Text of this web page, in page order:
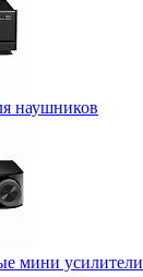
наушников
мини усилители